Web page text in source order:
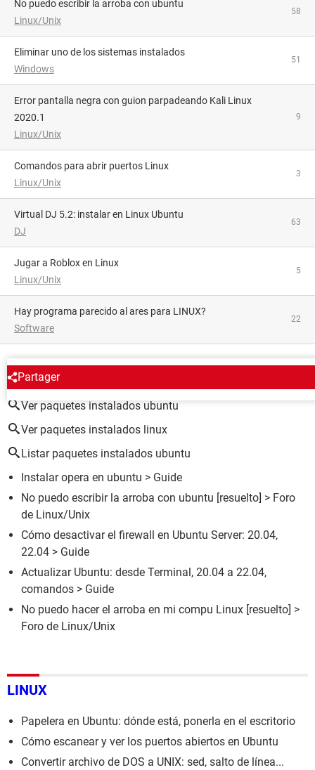
no puedo escribir la arroba con ubuntu
Linux/Unix
58
Eliminar uno de los sistemas instalados
Windows
51
Error pantalla negra con guion parpadeando Kali Linux
2020.1
Linux/Unix
9
Comandos para abrir puertos Linux
Linux/Unix
3
Virtual DJ 5.2: instalar en Linux Ubuntu
DJ
63
Jugar a Roblox en Linux
Linux/Unix
5
hay programa parecido al ares para LINUX?
Software
22
Partager
ALREDEDOR DEL MISMO TEMA
Ver paquetes instalados ubuntu
Ver paquetes instalados linux
Listar paquetes instalados ubuntu
Instalar opera en ubuntu > Guide
No puedo escribir la arroba con ubuntu [resuelto] > Foro
de Linux/Unix
Cómo desactivar el firewall en Ubuntu Server: 20.04,
22.04 > Guide
Actualizar Ubuntu: desde Terminal, 20.04 a 22.04,
comandos > Guide
No puedo hacer el arroba en mi compu Linux [resuelto] >
Foro de Linux/Unix
LINUX
Papelera en Ubuntu: dónde está, ponerla en el escritorio
Cómo escanear y ver los puertos abiertos en Ubuntu
Convertir archivo de DOS a UNIX: sed, salto de línea...